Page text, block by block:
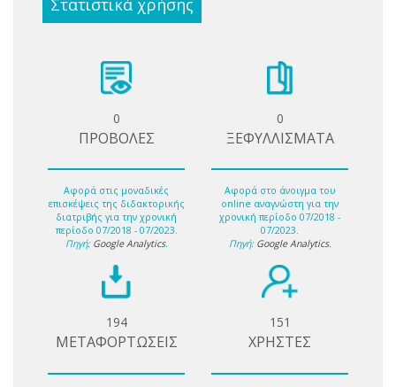
Στατιστικά χρήσης
0
ΠΡΟΒΟΛΕΣ
Αφορά στις μοναδικές
επισκέψεις της διδακτορικής
διατριβής για την χρονική
περίοδο 07/2018 - 07/2023.
Πηγή: Google Analytics.
0
ΞΕΦΥΛΛΙΣΜΑΤΑ
Αφορά στο άνοιγμα του
online αναγνώστη για την
χρονική περίοδο 07/2018 -
07/2023.
Πηγή: Google Analytics.
194
ΜΕΤΑΦΟΡΤΩΣΕΙΣ
151
ΧΡΗΣΤΕΣ